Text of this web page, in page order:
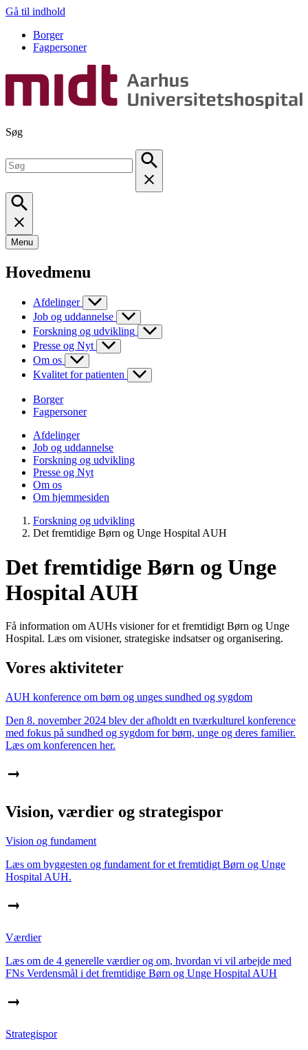
Gå til indhold
Borger
Fagpersoner
Søg
Menu
Hovedmenu
Afdelinger
Job og uddannelse
Forskning og udvikling
Presse og Nyt
Om os
Kvalitet for patienten
Borger
Fagpersoner
Afdelinger
Job og uddannelse
Forskning og udvikling
Presse og Nyt
Om os
Om hjemmesiden
Forskning og udvikling
Det fremtidige Børn og Unge Hospital AUH
Det fremtidige Børn og Unge
Hospital AUH
Få information om AUHs visioner for et fremtidigt Børn og Unge
Hospital. Læs om visioner, strategiske indsatser og organisering.
Vores aktiviteter
AUH konference om børn og unges sundhed og sygdom
Den 8. november 2024 blev der afholdt en tværkulturel konference
med fokus på sundhed og sygdom for børn, unge og deres familier.
Læs om konferencen her.
Vision, værdier og strategispor
Vision og fundament
Læs om byggesten og fundament for et fremtidigt Børn og Unge
Hospital AUH.
Værdier
Læs om de 4 generelle værdier og om, hvordan vi vil arbejde med
FNs Verdensmål i det fremtidige Børn og Unge Hospital AUH
Strategispor